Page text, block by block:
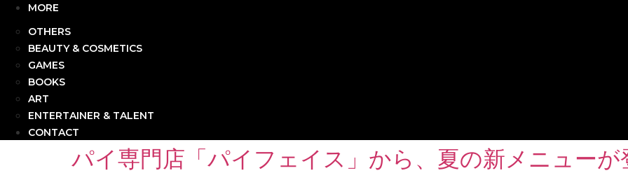
MORE
OTHERS
BEAUTY & COSMETICS
GAMES
BOOKS
ART
ENTERTAINER & TALENT
CONTACT
パイ専門店「パイフェイス」から、夏の新メニューが